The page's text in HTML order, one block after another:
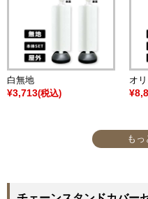
白無地
¥3,713(税込)
オ
もっ